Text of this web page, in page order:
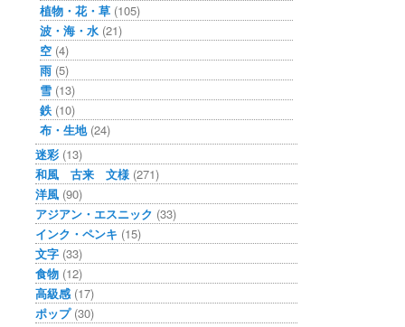
植物・花・草 (105)
波・海・水 (21)
空 (4)
雨 (5)
雪 (13)
鉄 (10)
布・生地(24)
迷彩 (13)
和風 古来 文様 (271)
洋風 (90)
アジアン・エスニック (33)
インク・ペンキ (15)
文字 (33)
食物 (12)
高級感 (17)
ポップ(30)